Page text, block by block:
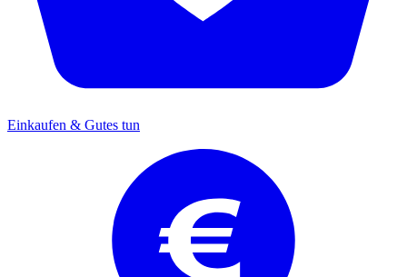
Einkaufen & Gutes tun